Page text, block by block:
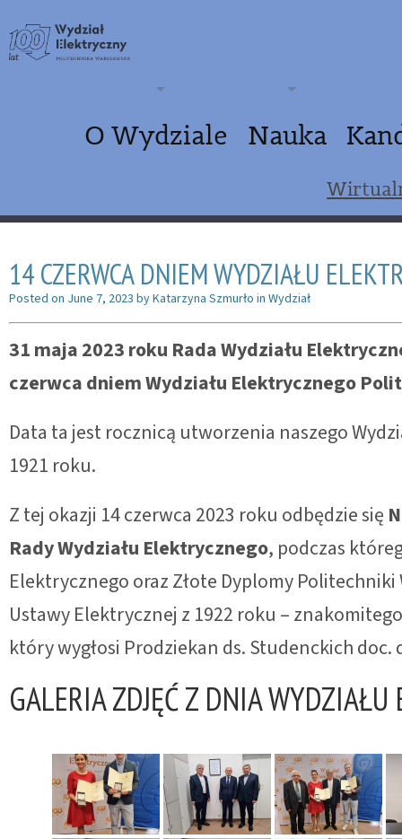
O Wydziale Nauka
14 CZERWCA DNIEM WYDZIAŁU
Posted on June 7, 2023 byKatarzyna Szmurło in Wydział
31 maja 2023 roku Rada Wydziału
czerwca dniem Wydziału Elektrycznego
Data ta jest rocznicą utworzenia naszego
1921 roku.
Z tej okazji 14 czerwca 2023 roku odbędzie się
Rady Wydziału Elektrycznego, podczas
Elektrycznego oraz Złote Dyplomy
Ustawy Elektrycznej z 1922 roku –
który wygłosi Prodziekan ds. Studenckich doc.
GALERIA ZDJĘĆ Z DNIA